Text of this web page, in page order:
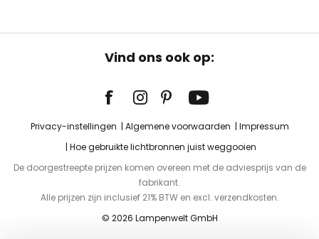
Vind ons ook op:
Privacy-instellingen Algemene voorwaarden
Impressum
Hoe gebruikte lichtbronnen juist weggooien
De doorgestreepte prijzen komen overeen met de adviesprijs van de
fabrikant.
Alle prijzen zijn inclusief 21% BTW en excl. verzendkosten.
© 2026 Lampenwelt GmbH